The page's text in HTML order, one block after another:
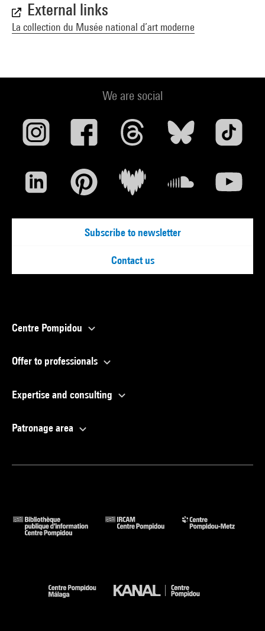
External links
La collection du Musée national d’art moderne
We are social
Subscribe to newsletter
Contact us
Centre Pompidou
Offer to professionals
Expertise and consulting
Patronage area